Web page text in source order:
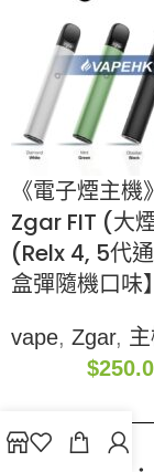
《電子煙主
Zgar FIT (大
(Relx 4, 5代
盒彈隨機口味】
vape, Zgar,
$